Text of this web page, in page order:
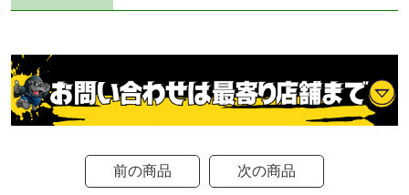
前の商品 次の商品